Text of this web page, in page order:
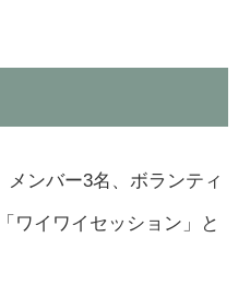
ンバー3名、ボランティ
ワイワイセッション」と